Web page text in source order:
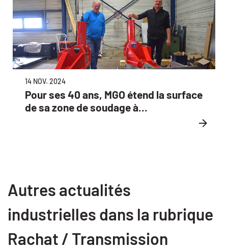
14 NOV. 2024
Pour ses 40 ans, MGO étend la surface
de sa zone de soudage à...
Autres actualités
industrielles dans la rubrique
Rachat / Transmission